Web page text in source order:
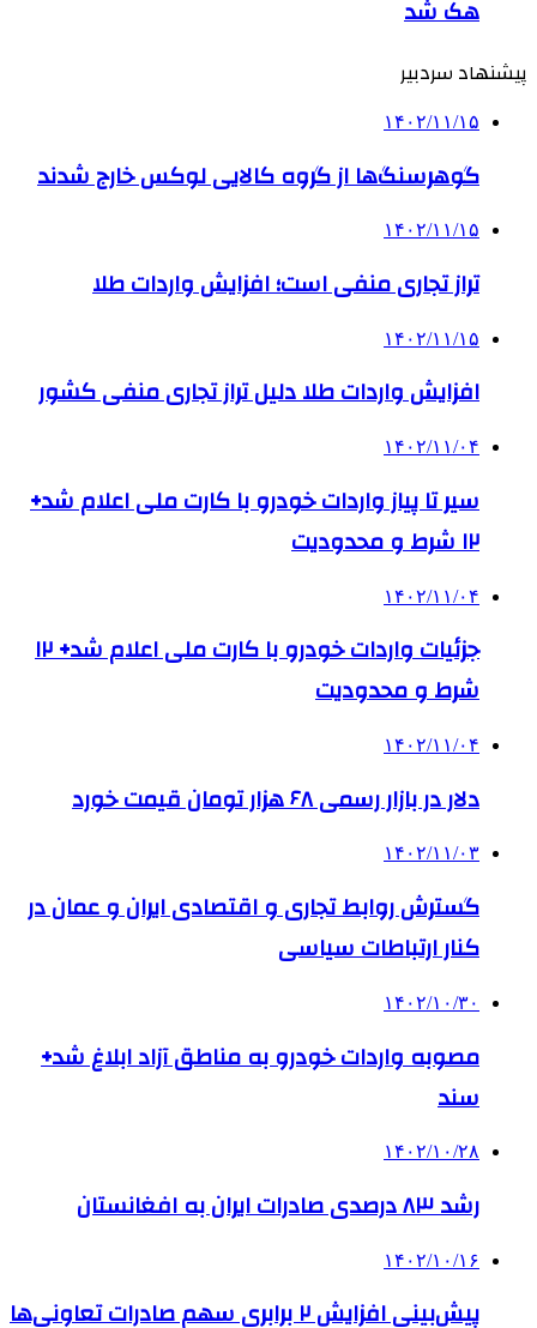
هک شد
پیشنهاد سردبیر
۱۴۰۲/۱۱/۱۵
گوهرسنگ‌ها از گروه کالایی لوکس خارج شدند
۱۴۰۲/۱۱/۱۵
تراز تجاری منفی است؛ افزایش واردات طلا
۱۴۰۲/۱۱/۱۵
افزایش واردات طلا دلیل تراز تجاری منفی کشور
۱۴۰۲/۱۱/۰۴
سیر تا پیاز واردات خودرو با کارت ملی اعلام شد+
۱۲ شرط و محدودیت
۱۴۰۲/۱۱/۰۴
جزئیات واردات خودرو با کارت ملی اعلام شد+ ۱۲
شرط و محدودیت
۱۴۰۲/۱۱/۰۴
دلار در بازار رسمی ۶۸ هزار تومان قیمت خورد
۱۴۰۲/۱۱/۰۳
گسترش روابط تجاری و اقتصادی ایران و عمان در
کنار ارتباطات سیاسی
۱۴۰۲/۱۰/۳۰
مصوبه واردات خودرو به مناطق آزاد ابلاغ شد+
سند
۱۴۰۲/۱۰/۲۸
رشد ۸۳ درصدی صادرات ایران به افغانستان
۱۴۰۲/۱۰/۱۶
پیش‌بینی افزایش ۲ برابری سهم صادرات تعاونی‌ها